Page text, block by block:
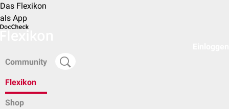
Das Flexikon
als App
Community
Flexikon
Shop